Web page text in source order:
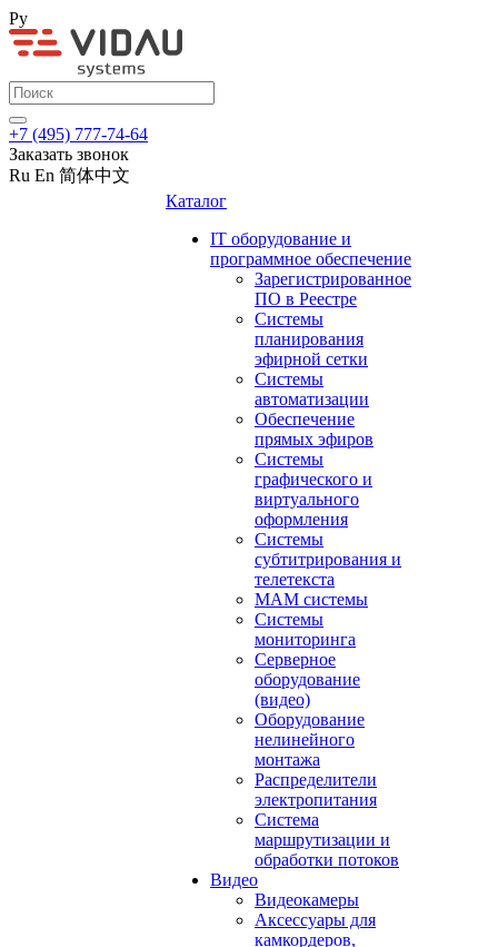
Ру
+7 (495) 777-74-64
Заказать звонок
Ru En 简体中文
Каталог
IT оборудование и
программное обеспечение
Зарегистрированное
ПО в Реестре
Системы
планирования
эфирной сетки
Системы
автоматизации
Обеспечение
прямых эфиров
Системы
графического и
виртуального
оформления
Системы
субтитрирования и
телетекста
MAM системы
Системы
мониторинга
Серверное
оборудование
(видео)
Оборудование
нелинейного
монтажа
Распределители
электропитания
Система
маршрутизации и
обработки потоков
Видео
Видеокамеры
Аксессуары для
камкордеров,